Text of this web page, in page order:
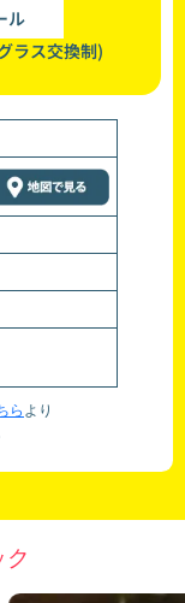
ル
ラス交換制)
ら より